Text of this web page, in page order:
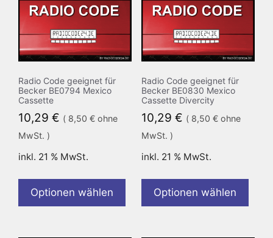
Radio Code geeignet für
Becker BE0794 Mexico
Cassette
10,29 € ( 8,50 € ohne
MwSt. )
inkl. 21 % MwSt.
Optionen wählen
Radio Code geeignet für
Becker BE0830 Mexico
Cassette Divercity
10,29 € ( 8,50 €ohne
MwSt. )
inkl. 21 % MwSt.
Optionen wählen